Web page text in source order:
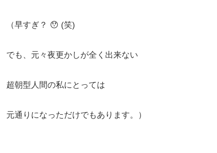
（早すぎ？ 😯 (笑)
でも、元々夜更かしが全く出来ない
超朝型人間の私にとっては
元通りになっただけでもあります。）